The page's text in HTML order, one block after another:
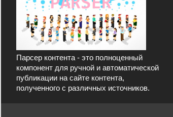
Парсер контента - это полноценный
компонент для ручной и автоматической
публикации на сайте контента,
полученного с различных источников.